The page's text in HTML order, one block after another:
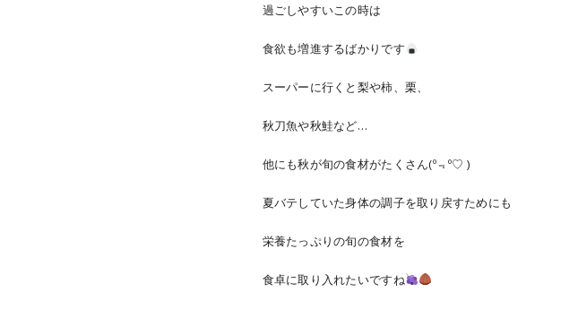
過ごしやすいこの時は
食欲も増進するばかりです
スーパーに行くと梨や柿、栗、
秋刀魚や秋鮭など…
他にも秋が旬の食材がたくさん(º﹃º♡ )
夏バテしていた身体の調子を取り戻すためにも
栄養たっぷりの旬の食材を
食卓に取り入れたいですね